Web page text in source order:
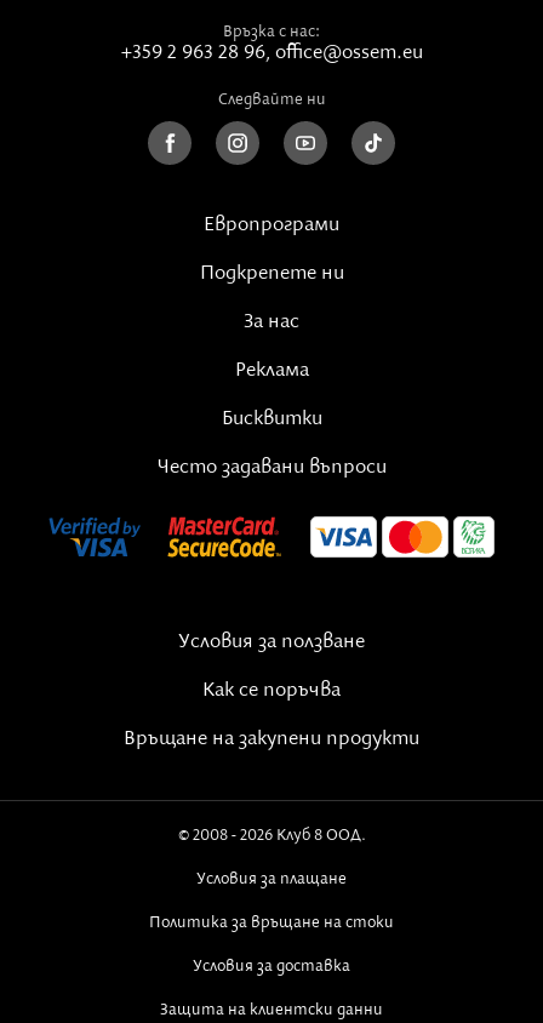
Връзка с нас:
+359 2 963 28 96, office@ossem.eu
Следвайте ни
Европрограми
Подкрепете ни
За нас
Реклама
Бисквитки
Често задавани въпроси
Условия за ползване
Как се поръчва
Връщане на закупени продукти
© 2008 - 2026 Клуб 8 ООД.
Условия за плащане
Политика за връщане на стоки
Условия за доставка
Защита на клиентски данни